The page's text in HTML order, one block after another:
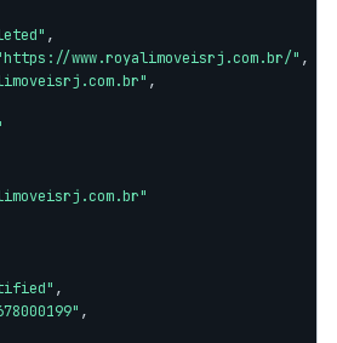
,
www.royalimoveisrj.com.br/" ,
,
,
,